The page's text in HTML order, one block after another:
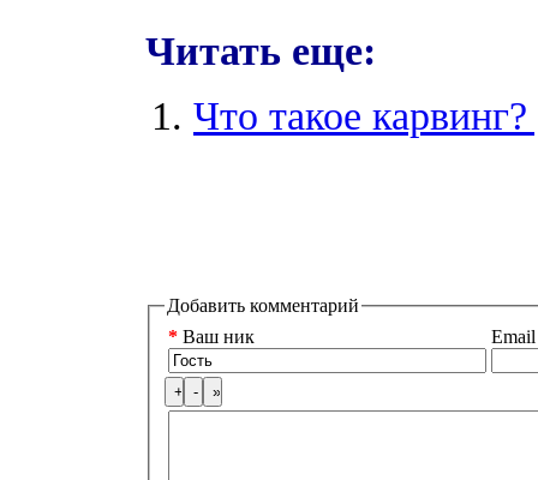
Читать еще:
Что такое
Добавить комментарий
* Ваш ник Email